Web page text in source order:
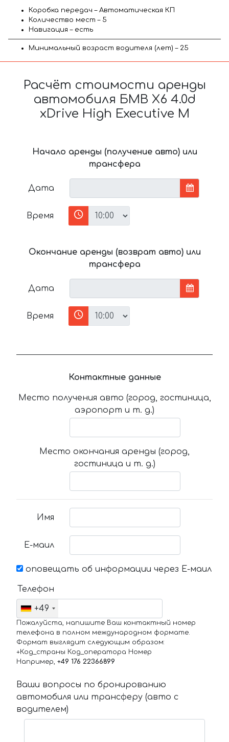
Коробка передач – Автоматическая КП
Количество мест – 5
Навигация – есть
Минимальный возраст водителя (лет) – 25
Расчёт стоимости аренды
автомобиля БМВ X6 4.0d
xDrive High Executive M
Начало аренды (получение авто) или
трансфера
Дата
Время
Окончание аренды (возврат авто) или
трансфера
Дата
Время
Контактные данные
Место получения авто (город, гостиница,
аэропорт и т. д.)
Место окончания аренды (город,
гостиница и т. д.)
Имя
Е-маил
оповещать об информации через Е-маил
Телефон
+49
Пожалуйста, напишите Ваш контактный номер
телефона в полном международном формате.
Формат выглядит следующим образом:
+Код_страны Код_оператора Номер
Например, +49 176 22366899
Ваши вопросы по бронированию
автомобиля или трансферу (авто с
водителем)